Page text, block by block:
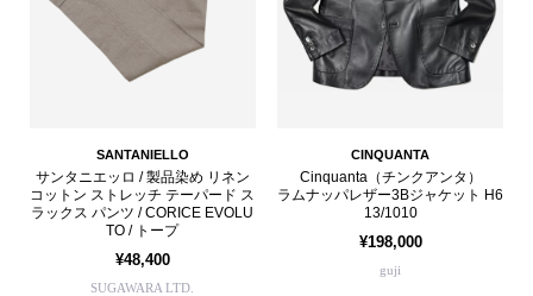
SANTANIELLO
サンタニエッロ / 製品染め リネン
コットン ストレッチ テーパード ス
ラックス パンツ / CORICE EVOLU
TO / トープ
¥48,400
SUGAWARA LTD.
CINQUANTA
Cinquanta（チンクアンタ）
ラムナッパレザー3Bジャケット H6
13/1010
¥198,000
guji